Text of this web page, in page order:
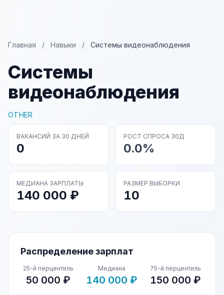
Главная / Навыки / Системы видеонаблюдения
Системы
видеонаблюдения
OTHER
ВАКАНСИЙ ЗА 30 ДНЕЙ
0
РОСТ СПРОСА 30Д
0.0%
МЕДИАНА ЗАРПЛАТЫ
140 000 ₽
РАЗМЕР ВЫБОРКИ
10
Распределение зарплат
25-й перцентиль
50 000 ₽
Медиана
140 000 ₽
75-й перцентиль
150 000 ₽